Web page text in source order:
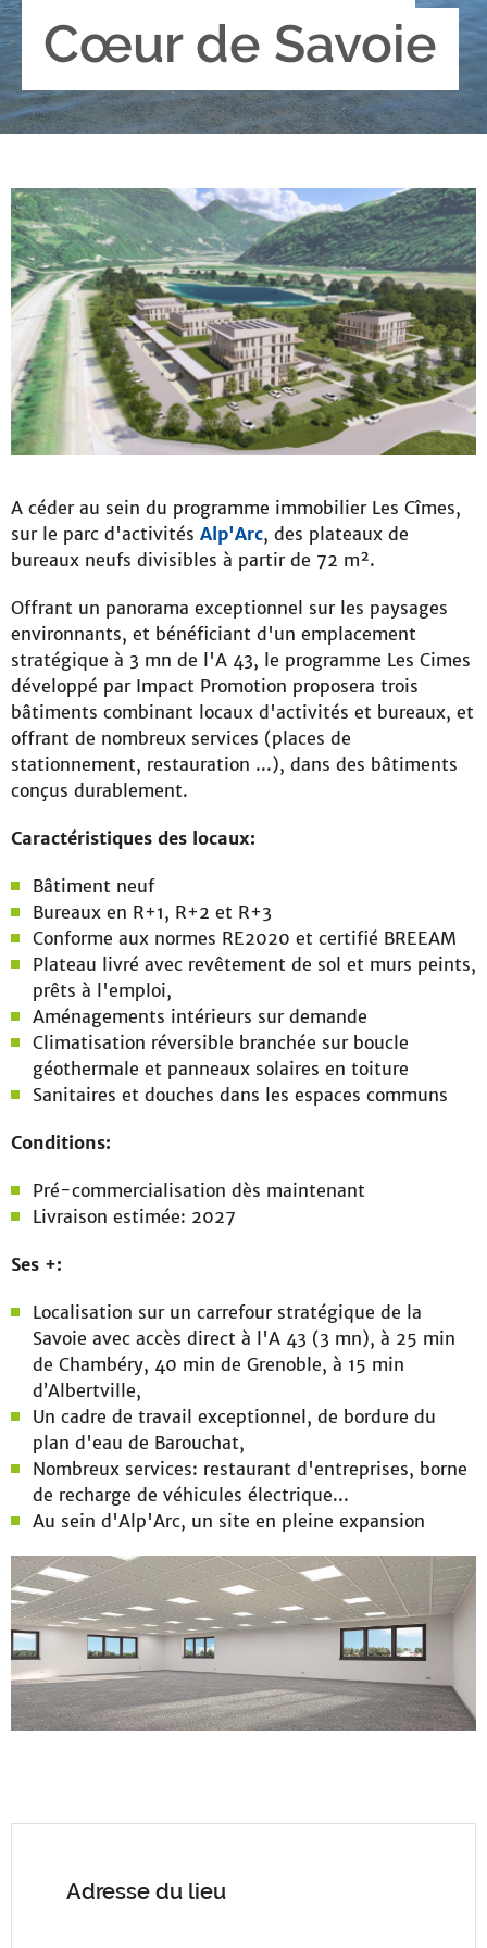
n
u
Cœur de Savoie
A céder au sein du programme immobilier Les Cîmes,
sur le parc d'activités Alp'Arc, des plateaux de
bureaux neufs divisibles à partir de 72 m².
Offrant un panorama exceptionnel sur les paysages
environnants, et bénéficiant d'un emplacement
stratégique à 3 mn de l'A 43, le programme Les Cimes
développé par Impact Promotion proposera trois
bâtiments combinant locaux d'activités et bureaux, et
offrant de nombreux services (places de
stationnement, restauration ...), dans des bâtiments
conçus durablement.
Caractéristiques des locaux:
Bâtiment neuf
Bureaux en R+1, R+2 et R+3
Conforme aux normes RE2020 et certifié BREEAM
Plateau livré avec revêtement de sol et murs peints,
prêts à l'emploi,
Aménagements intérieurs sur demande
Climatisation réversible branchée sur boucle
géothermale et panneaux solaires en toiture
Sanitaires et douches dans les espaces communs
Conditions:
Pré-commercialisation dès maintenant
Livraison estimée: 2027
Ses +:
Localisation sur un carrefour stratégique de la
Savoie avec accès direct à l'A 43 (3 mn), à 25 min
de Chambéry, 40 min de Grenoble, à 15 min
d’Albertville,
Un cadre de travail exceptionnel, de bordure du
plan d'eau de Barouchat,
Nombreux services: restaurant d'entreprises, borne
de recharge de véhicules électrique...
Au sein d'Alp'Arc, un site en pleine expansion
Adresse du lieu